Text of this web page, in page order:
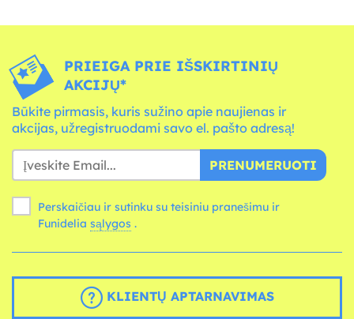
PRIEIGA PRIE IŠSKIRTINIŲ
AKCIJŲ*
Būkite pirmasis, kuris sužino apie naujienas ir
akcijas, užregistruodami savo el. pašto adresą!
PRENUMERUOTI
Perskaičiau ir sutinku su teisiniu pranešimu ir
Funidelia sąlygos .
KLIENTŲ APTARNAVIMAS